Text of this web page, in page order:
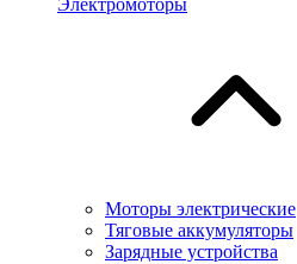
Электромоторы
Моторы электрические
Тяговые аккумуляторы
Зарядные устройства